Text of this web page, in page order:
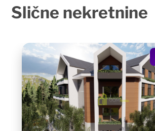
Slične nekretnine